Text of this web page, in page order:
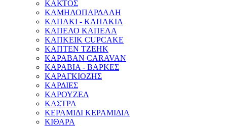
ΚΑΚΤΟΣ
ΚΑΜΗΛΟΠΑΡΔΑΛΗ
ΚΑΠΑΚΙ - ΚΑΠΑΚΙΑ
ΚΑΠΕΛΟ ΚΑΠΕΛΑ
ΚΑΠΚΕΙΚ CUPCAKE
ΚΑΠΤΕΝ ΤΖΕΗΚ
ΚΑΡΑΒΑΝ CARAVAN
ΚΑΡΑΒΙΑ - ΒΑΡΚΕΣ
ΚΑΡΑΓΚΙΟΖΗΣ
ΚΑΡΔΙΕΣ
ΚΑΡΟΥΖΕΛ
ΚΑΣΤΡΑ
ΚΕΡΑΜΙΔΙ ΚΕΡΑΜΙΔΙΑ
ΚΙΘΑΡΑ